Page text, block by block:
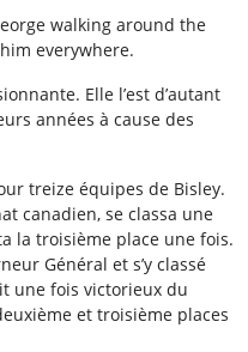
walking around the
everywhere.
Elle l’est d’autant
années à cause des
treize équipes de Bisley.
canadien, se classa une
la troisième place une fois.
Général et s’y classé
une fois victorieux du
et troisième places